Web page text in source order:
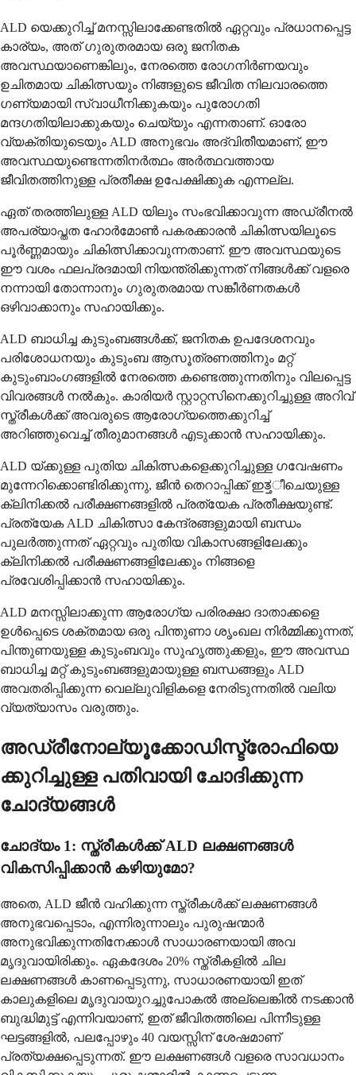
ALD യെക്കുറിച്ച് മനസ്സിലാക്കേണ്ടതിൽ ഏറ്റവും പ്രധാനപ്പെട്ട
കാര്യം, അത് ഗുരുതരമായ ഒരു ജനിതക
അവസ്ഥയാണെങ്കിലും, നേരത്തെ രോഗനിർണയവും
ഉചിതമായ ചികിത്സയും നിങ്ങളുടെ ജീവിത നിലവാരത്തെ
ഗണ്യമായി സ്വാധീനിക്കുകയും പുരോഗതി
മന്ദഗതിയിലാക്കുകയും ചെയ്യും എന്നതാണ്. ഓരോ
വ്യക്തിയുടെയും ALD അനുഭവം അദ്വിതീയമാണ്, ഈ
അവസ്ഥയുണ്ടെന്നതിനർത്ഥം അർത്ഥവത്തായ
ജീവിതത്തിനുള്ള പ്രതീക്ഷ ഉപേക്ഷിക്കുക എന്നല്ല.
ഏത് തരത്തിലുള്ള ALD യിലും സംഭവിക്കാവുന്ന അഡ്രീനൽ
അപര്യാപ്തത ഹോർമോൺ പകരക്കാരൻ ചികിത്സയിലൂടെ
പൂർണ്ണമായും ചികിത്സിക്കാവുന്നതാണ്. ഈ അവസ്ഥയുടെ
ഈ വശം ഫലപ്രദമായി നിയന്ത്രിക്കുന്നത് നിങ്ങൾക്ക് വളരെ
നന്നായി തോന്നാനും ഗുരുതരമായ സങ്കീർണതകൾ
ഒഴിവാക്കാനും സഹായിക്കും.
ALD ബാധിച്ച കുടുംബങ്ങൾക്ക്, ജനിതക ഉപദേശനവും
പരിശോധനയും കുടുംബ ആസൂത്രണത്തിനും മറ്റ്
കുടുംബാംഗങ്ങളിൽ നേരത്തെ കണ്ടെത്തുന്നതിനും വിലപ്പെട്ട
വിവരങ്ങൾ നൽകും. കാരിയർ സ്റ്റാറ്റസിനെക്കുറിച്ചുള്ള അറിവ്
സ്ത്രീകൾക്ക് അവരുടെ ആരോഗ്യത്തെക്കുറിച്ച്
അറിഞ്ഞുവെച്ച് തീരുമാനങ്ങൾ എടുക്കാൻ സഹായിക്കും.
ALD യ്ക്കുള്ള പുതിയ ചികിത്സകളെക്കുറിച്ചുള്ള ഗവേഷണം
മുന്നേറിക്കൊണ്ടിരിക്കുന്നു, ജീൻ തെറാപ്പിക്ക് ഇತ್ತീചെയുള്ള
ക്ലിനിക്കൽ പരീക്ഷണങ്ങളിൽ പ്രത്യേക പ്രതീക്ഷയുണ്ട്.
പ്രത്യേക ALD ചികിത്സാ കേന്ദ്രങ്ങളുമായി ബന്ധം
പുലർത്തുന്നത് ഏറ്റവും പുതിയ വികാസങ്ങളിലേക്കും
ക്ലിനിക്കൽ പരീക്ഷണങ്ങളിലേക്കും നിങ്ങളെ
പ്രവേശിപ്പിക്കാൻ സഹായിക്കും.
ALD മനസ്സിലാക്കുന്ന ആരോഗ്യ പരിരക്ഷാ ദാതാക്കളെ
ഉൾപ്പെടെ ശക്തമായ ഒരു പിന്തുണാ ശൃംഖല നിർമ്മിക്കുന്നത്,
പിന്തുണയുള്ള കുടുംബവും സുഹൃത്തുക്കളും, ഈ അവസ്ഥ
ബാധിച്ച മറ്റ് കുടുംബങ്ങളുമായുള്ള ബന്ധങ്ങളും ALD
അവതരിപ്പിക്കുന്ന വെല്ലുവിളികളെ നേരിടുന്നതിൽ വലിയ
വ്യത്യാസം വരുത്തും.
അഡ്രീനോല്യൂക്കോഡിസ്ട്രോഫിയെ
ക്കുറിച്ചുള്ള പതിവായി ചോദിക്കുന്ന
ചോദ്യങ്ങൾ
ചോദ്യം 1: സ്ത്രീകൾക്ക് ALD ലക്ഷണങ്ങൾ
വികസിപ്പിക്കാൻ കഴിയുമോ?
അതെ, ALD ജീൻ വഹിക്കുന്ന സ്ത്രീകൾക്ക് ലക്ഷണങ്ങൾ
അനുഭവപ്പെടാം, എന്നിരുന്നാലും പുരുഷന്മാർ
അനുഭവിക്കുന്നതിനേക്കാൾ സാധാരണയായി അവ
മൃദുവായിരിക്കും. ഏകദേശം 20% സ്ത്രീകളിൽ ചില
ലക്ഷണങ്ങൾ കാണപ്പെടുന്നു, സാധാരണയായി ഇത്
കാലുകളിലെ മൃദുവായുറച്ചുപോകൽ അല്ലെങ്കിൽ നടക്കാൻ
ബുദ്ധിമുട്ട് എന്നിവയാണ്, ഇത് ജീവിതത്തിലെ പിന്നീടുള്ള
ഘട്ടങ്ങളിൽ, പലപ്പോഴും 40 വയസ്സിന് ശേഷമാണ്
പ്രത്യക്ഷപ്പെടുന്നത്. ഈ ലക്ഷണങ്ങൾ വളരെ സാവധാനം